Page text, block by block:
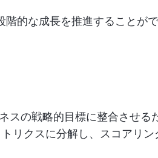
的な成長を推進することがで
スの戦略的目標に整合させる
リクスに分解し、スコアリ